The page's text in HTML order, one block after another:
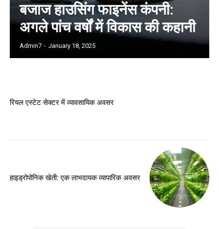
बजाज हाउसिंग फाइनेंस कंपनी:
अगले पांच वर्षों में विकास की कहानी
Admin7 - January 18, 2025
रियल एस्टेट सेक्टर में व्यावसायिक अवसर
हाइड्रोपोनिक खेती: एक लाभदायक व्यापारिक अवसर